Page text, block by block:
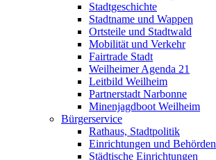
Stadtgeschichte
Stadtname und Wappen
Ortsteile und Stadtwald
Mobilität und Verkehr
Fairtrade Stadt
Weilheimer Agenda 21
Leitbild Weilheim
Partnerstadt Narbonne
Minenjagdboot Weilheim
Bürgerservice
Rathaus, Stadtpolitik
Einrichtungen und Behörden
Städtische Einrichtungen